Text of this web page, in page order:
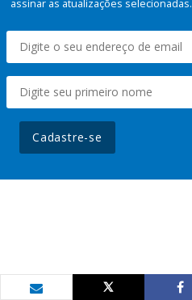
assinar as atualizações selecionadas.
Cadastre-se